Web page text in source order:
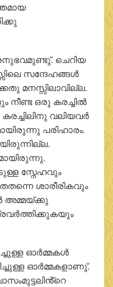
ചെറിയ
സന്ദേഹങ്ങള്‍
മനസ്സിലാവില്ല.
ഒരു കരച്ചില്‍
വലിയവര്‍
പരിഹാരം.
സ്നേഹവും
ശാരീരികവും
അമ്മയ്ക്കു
ഓര്‍മ്മകള്‍
ഓര്‍മ്മകളാണു്.